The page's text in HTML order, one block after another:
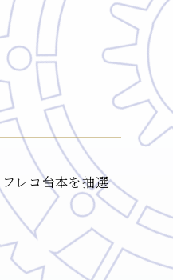
レコ台本を抽選